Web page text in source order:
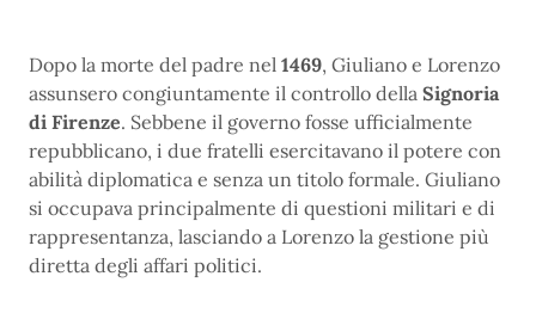
Dopo la morte del padre nel 1469, Giuliano e Lorenzo
assunsero congiuntamente il controllo della Signoria
di Firenze. Sebbene il governo fosse ufficialmente
repubblicano, i due fratelli esercitavano il potere con
abilità diplomatica e senza un titolo formale. Giuliano
si occupava principalmente di questioni militari e di
rappresentanza, lasciando a Lorenzo la gestione più
diretta degli affari politici.